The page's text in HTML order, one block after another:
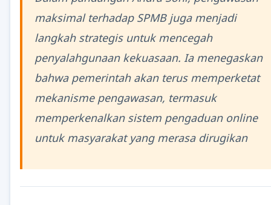
maksimal terhadap SPMB juga menjadi
langkah strategis untuk mencegah
penyalahgunaan kekuasaan. Ia menegaskan
bahwa pemerintah akan terus memperketat
mekanisme pengawasan, termasuk
memperkenalkan sistem pengaduan online
untuk masyarakat yang merasa dirugikan